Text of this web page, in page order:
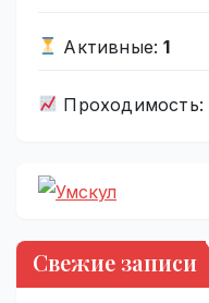
Активные:1
Проходимость:
Свежие записи